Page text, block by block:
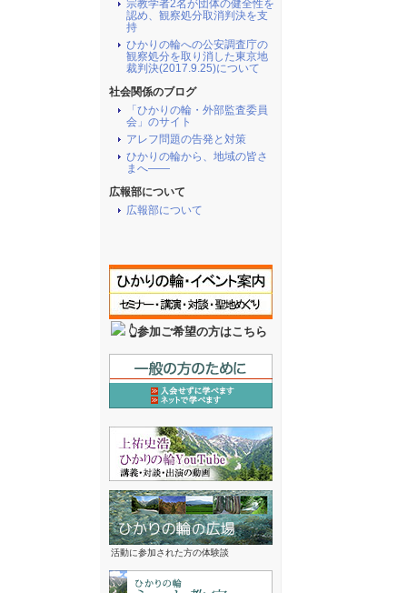
宗教学者2名が団体の健全性を
認め、観察処分取消判決を支
持
ひかりの輪への公安調査庁の
観察処分を取り消した東京地
裁判決(2017.9.25)について
社会関係のブログ
「ひかりの輪・外部監査委員
会」のサイト
アレフ問題の告発と対策
ひかりの輪から、地域の皆さ
まへ――
広報部について
広報部について
👆参加ご希望の方はこちら
活動に参加された方の体験談